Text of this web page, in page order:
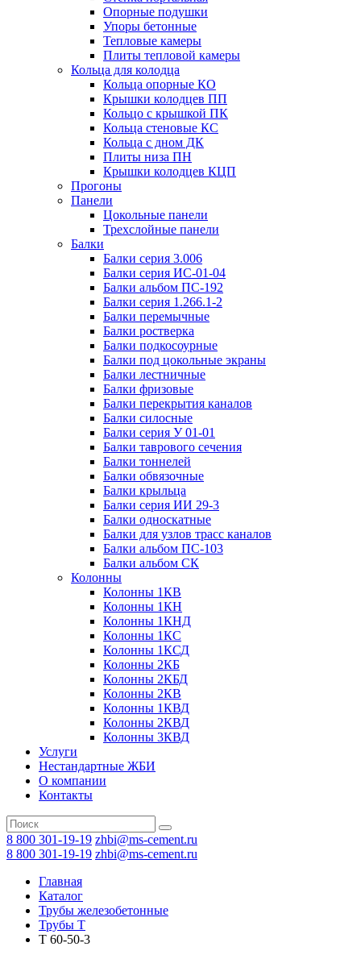
Опорные подушки
Упоры бетонные
Тепловые камеры
Плиты тепловой камеры
Кольца для колодца
Кольца опорные КО
Крышки колодцев ПП
Кольцо с крышкой ПК
Кольца стеновые КС
Кольца с дном ДК
Плиты низа ПН
Крышки колодцев КЦП
Прогоны
Панели
Цокольные панели
Трехслойные панели
Балки
Балки серия 3.006
Балки серия ИС-01-04
Балки альбом ПС-192
Балки серия 1.266.1-2
Балки перемычные
Балки ростверка
Балки подкосоурные
Балки под цокольные экраны
Балки лестничные
Балки фризовые
Балки перекрытия каналов
Балки силосные
Балки серия У 01-01
Балки таврового сечения
Балки тоннелей
Балки обвязочные
Балки крыльца
Балки серия ИИ 29-3
Балки односкатные
Балки для узлов трасс каналов
Балки альбом ПС-103
Балки альбом СК
Колонны
Колонны 1КВ
Колонны 1КН
Колонны 1КНД
Колонны 1КС
Колонны 1КСД
Колонны 2КБ
Колонны 2КБД
Колонны 2КВ
Колонны 1КВД
Колонны 2КВД
Колонны 3КВД
Услуги
Нестандартные ЖБИ
О компании
Контакты
8 800 301-19-19 zhbi@ms-cement.ru
8 800 301-19-19 zhbi@ms-cement.ru
Главная
Каталог
Трубы железобетонные
Трубы Т
Т 60-50-3